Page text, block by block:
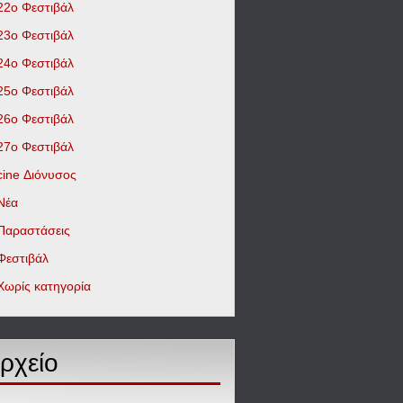
Φεστιβάλ
Φεστιβάλ
Φεστιβάλ
Φεστιβάλ
Φεστιβάλ
Φεστιβάλ
Διόνυσος
κατηγορία